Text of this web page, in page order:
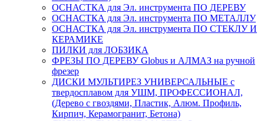
ОСНАСТКА для Эл. инструмента ПО ДЕРЕВУ
ОСНАСТКА для Эл. инструмента ПО МЕТАЛЛУ
ОСНАСТКА для Эл. инструмента ПО СТЕКЛУ И
КЕРАМИКЕ
ПИЛКИ для ЛОБЗИКА
ФРЕЗЫ ПО ДЕРЕВУ Globus и АЛМАЗ на ручной
фрезер
ДИСКИ МУЛЬТИРЕЗ УНИВЕРСАЛЬНЫЕ с
твердосплавом для УШМ, ПРОФЕССИОНАЛ,
(Дерево с гвоздями, Пластик, Алюм. Профиль,
Кирпич, Керамогранит, Бетона)